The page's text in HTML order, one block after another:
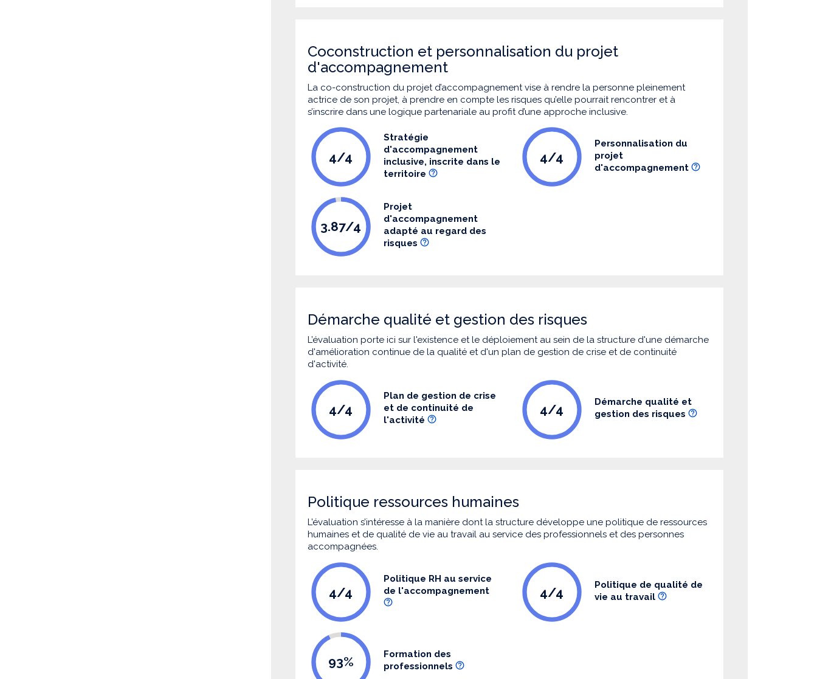
Coconstruction et personnalisation du projet
d'accompagnement
La co-construction du projet d’accompagnement vise à rendre la personne pleinement
actrice de son projet, à prendre en compte les risques qu’elle pourrait rencontrer et à
s’inscrire dans une logique partenariale au profit d’une approche inclusive.
4/4
Stratégie
d'accompagnement
inclusive, inscrite dans le
territoire
4/4
Personnalisation du
projet
d'accompagnement
3.87/4
Projet
d'accompagnement
adapté au regard des
risques
Démarche qualité et gestion des risques
L’évaluation porte ici sur l'existence et le déploiement au sein de la structure d'une démarche
d'amélioration continue de la qualité et d'un plan de gestion de crise et de continuité
d'activité.
4/4
Plan de gestion de crise
et de continuité de
l'activité
4/4
Démarche qualité et
gestion des risques
Politique ressources humaines
L’évaluation s’intéresse à la manière dont la structure développe une politique de ressources
humaines et de qualité de vie au travail au service des professionnels et des personnes
accompagnées.
4/4
Politique RH au service
de l'accompagnement
4/4
Politique de qualité de
vie au travail
93%
Formation des
professionnels